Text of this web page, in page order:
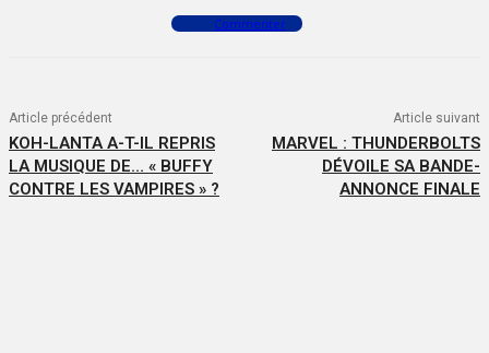
Commenter
Article précédent
KOH-LANTA A-T-IL REPRIS
LA MUSIQUE DE… « BUFFY
CONTRE LES VAMPIRES » ?
Article suivant
MARVEL : THUNDERBOLTS
DÉVOILE SA BANDE-
ANNONCE FINALE